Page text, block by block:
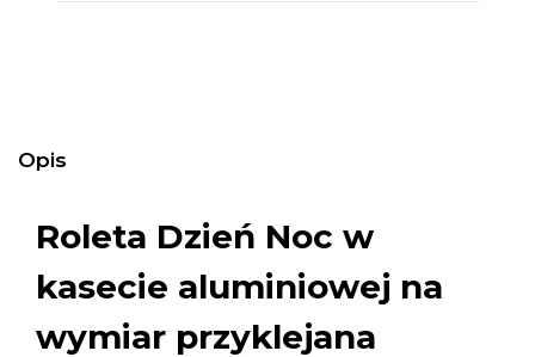
Opis
Roleta Dzień Noc w
kasecie aluminiowej na
wymiar przyklejana